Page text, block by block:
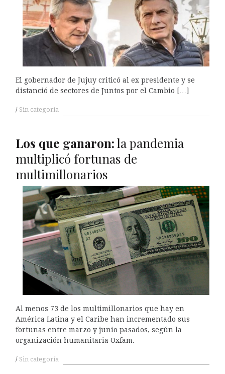
El gobernador de Jujuy criticó al ex presidente y se
distanció de sectores de Juntos por el Cambio […]
Sin categoría
Los que ganaron:la pandemia
multiplicó fortunas de
multimillonarios
Al menos 73 de los multimillonarios que hay en
América Latina y el Caribe han incrementado sus
fortunas entre marzo y junio pasados, según la
organización humanitaria Oxfam.
Sin categoría